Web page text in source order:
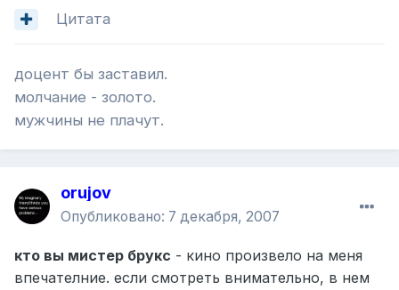
Цитата
доцент бы заставил.
молчание - золото.
мужчины не плачут.
orujov
Опубликовано: 7 декабря, 2007
кто вы мистер брукс - кино произвело на меня
впечателние. если смотреть внимательно, в нем